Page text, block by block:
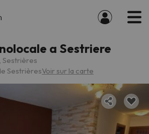
a Sestriere
Sestrières
SestrièresVoir sur la carte